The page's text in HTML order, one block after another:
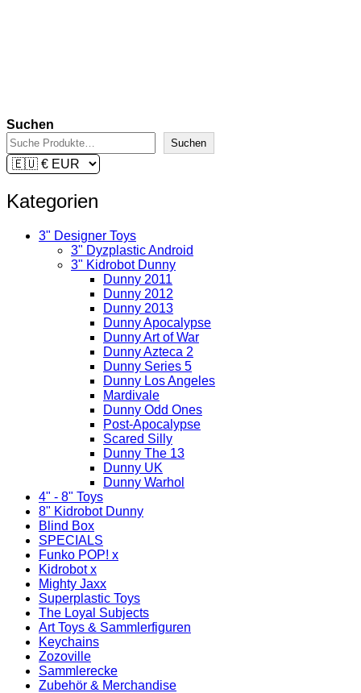
Suchen
Suchen
Kategorien
3" Designer Toys
3" Dyzplastic Android
3" Kidrobot Dunny
Dunny 2011
Dunny 2012
Dunny 2013
Dunny Apocalypse
Dunny Art of War
Dunny Azteca 2
Dunny Series 5
Dunny Los Angeles
Mardivale
Dunny Odd Ones
Post-Apocalypse
Scared Silly
Dunny The 13
Dunny UK
Dunny Warhol
4" - 8" Toys
8" Kidrobot Dunny
Blind Box
SPECIALS
Funko POP! x
Kidrobot x
Mighty Jaxx
Superplastic Toys
The Loyal Subjects
Art Toys & Sammlerfiguren
Keychains
Zozoville
Sammlerecke
Zubehör & Merchandise